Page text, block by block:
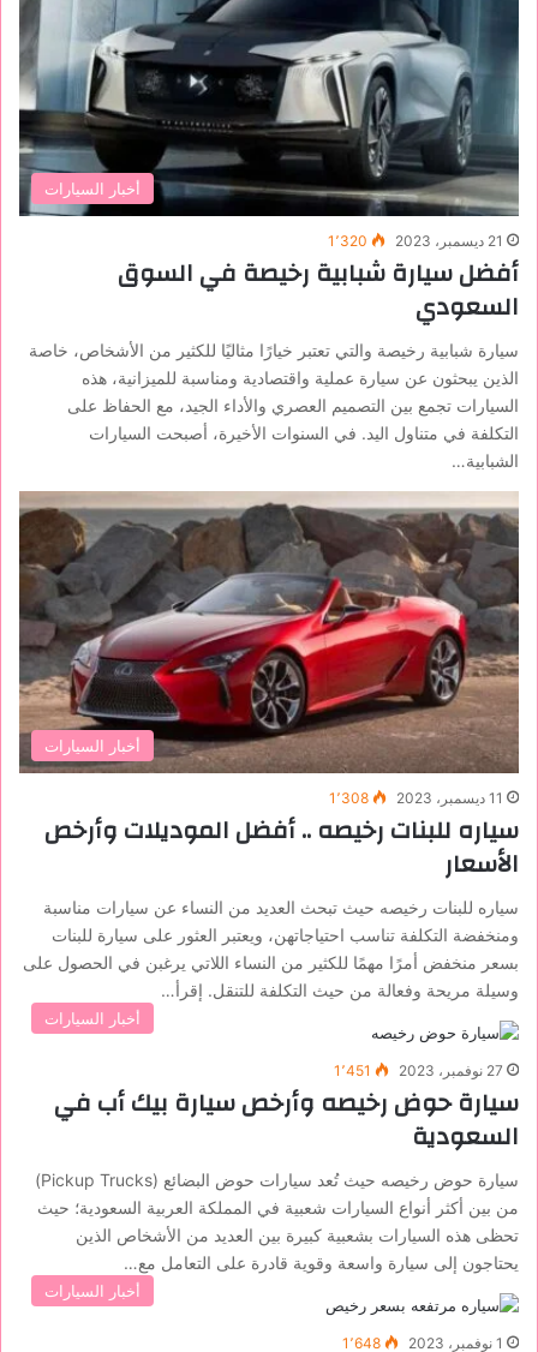
أخبار السيارات
21 ديسمبر، 2023 1٬320
أفضل سيارة شبابية رخيصة في السوق
السعودي
سيارة شبابية رخيصة والتي تعتبر خيارًا مثاليًا للكثير من الأشخاص، خاصة
الذين يبحثون عن سيارة عملية واقتصادية ومناسبة للميزانية، هذه
السيارات تجمع بين التصميم العصري والأداء الجيد، مع الحفاظ على
التكلفة في متناول اليد. في السنوات الأخيرة، أصبحت السيارات
الشبابية…
أخبار السيارات
11 ديسمبر، 2023 1٬308
سياره للبنات رخيصه .. أفضل الموديلات وأرخص
الأسعار
سياره للبنات رخيصه حيث تبحث العديد من النساء عن سيارات مناسبة
ومنخفضة التكلفة تناسب احتياجاتهن، ويعتبر العثور على سيارة للبنات
بسعر منخفض أمرًا مهمًا للكثير من النساء اللاتي يرغبن في الحصول على
وسيلة مريحة وفعالة من حيث التكلفة للتنقل. إقرأ…
أخبار السيارات
27 نوفمبر، 2023 1٬451
سيارة حوض رخيصه وأرخص سيارة بيك أب في
السعودية
سيارة حوض رخيصه حيث تُعد سيارات حوض البضائع (Pickup Trucks)
من بين أكثر أنواع السيارات شعبية في المملكة العربية السعودية؛ حيث
تحظى هذه السيارات بشعبية كبيرة بين العديد من الأشخاص الذين
يحتاجون إلى سيارة واسعة وقوية قادرة على التعامل مع…
أخبار السيارات
1 نوفمبر، 2023 1٬648